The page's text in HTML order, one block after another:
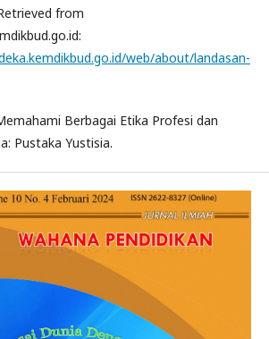
from
web/about/landasan-
Berbagai Etika Profesi dan
Pustaka Yustisia.